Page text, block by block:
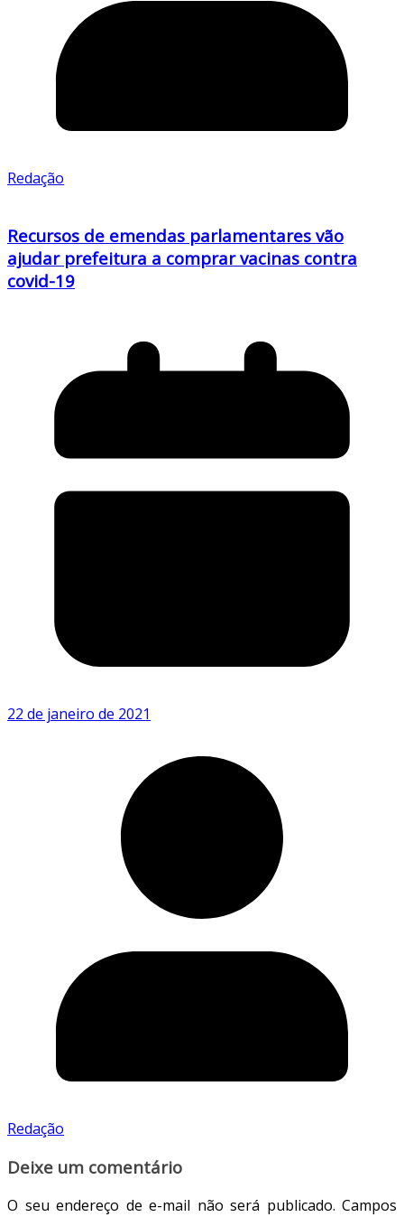
Redação
Recursos de emendas parlamentares vão
ajudar prefeitura a comprar vacinas contra
covid-19
22 de janeiro de 2021
Redação
Deixe um comentário
O seu endereço de e-mail não será publicado. Campos